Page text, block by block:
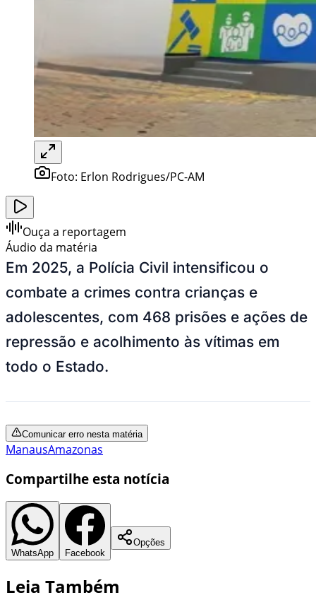
Foto: Erlon Rodrigues/PC-AM
Ouça a reportagem
Áudio da matéria
Em 2025, a Polícia Civil intensificou o
combate a crimes contra crianças e
adolescentes, com 468 prisões e ações de
repressão e acolhimento às vítimas em
todo o Estado.
Comunicar erro nesta matéria
ManausAmazonas
Compartilhe esta notícia
WhatsApp Facebook
Opções
Leia Também